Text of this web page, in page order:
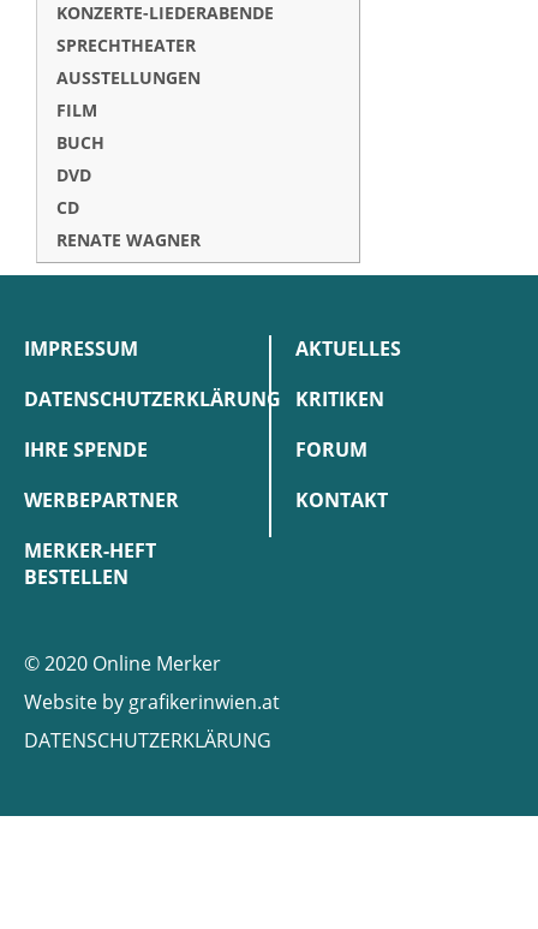
KONZERTE-LIEDERABENDE
SPRECHTHEATER
AUSSTELLUNGEN
FILM
BUCH
DVD
CD
RENATE WAGNER
IMPRESSUM
DATENSCHUTZERKLÄRUNG
IHRE SPENDE
WERBEPARTNER
MERKER-HEFT
BESTELLEN
AKTUELLES
KRITIKEN
FORUM
KONTAKT
© 2020 Online Merker
Website by grafikerinwien.at
DATENSCHUTZERKLÄRUNG